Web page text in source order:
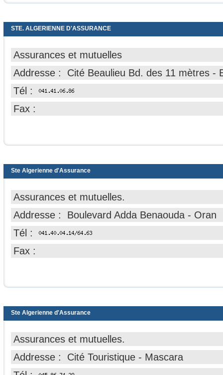
STE. ALGERIENNE D'ASSURANCE
Assurances et mutuelles
Addresse : Cité Beaulieu Bd. des 11 mètres -
Tél :
Fax :
Ste Algerienne d'Assurance
Assurances et mutuelles.
Addresse : Boulevard Adda Benaouda - Oran
Tél :
Fax :
Ste Algerienne d'Assurance
Assurances et mutuelles.
Addresse : Cité Touristique - Mascara